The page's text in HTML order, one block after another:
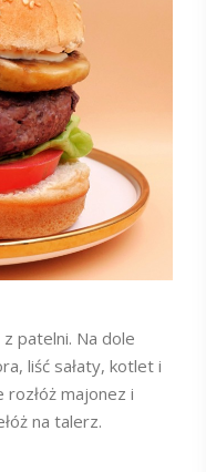
patelni. Na dole
liść sałaty, kotlet i
majonez i
na talerz.